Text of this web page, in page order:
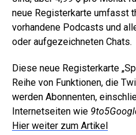
neue Registerkarte umfasst
vorhandene Podcasts und
oder aufgezeichneten Chats.
Diese neue Registerkarte
Reihe von Funktionen, die
werden Abonnenten,
Internetseiten wie
Hier weiter zum Artikel